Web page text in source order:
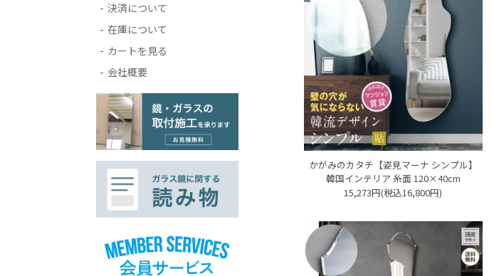
かがみのカタチ【姿見マーナ シンプル】
韓国インテリア 糸面 120×40cm
15,273円(税込16,800円)
決済について
在庫について
カートを見る
会社概要